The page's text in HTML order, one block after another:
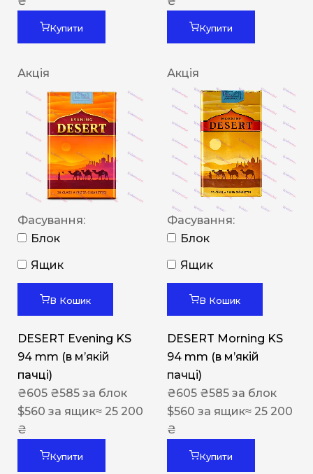
Купити Купити
Акція
Фасування:
Блок
Ящик
В Кошик
DESERT Evening KS
94 mm (в мʼякій
пачці)
₴605 ₴585 за блок
$560 за ящик≈ 25 200
₴
Купити
Акція
Фасування:
Блок
Ящик
В Кошик
DESERT Morning KS
94 mm (в мʼякій
пачці)
₴605 ₴585 за блок
$560 за ящик≈ 25 200
₴
Купити